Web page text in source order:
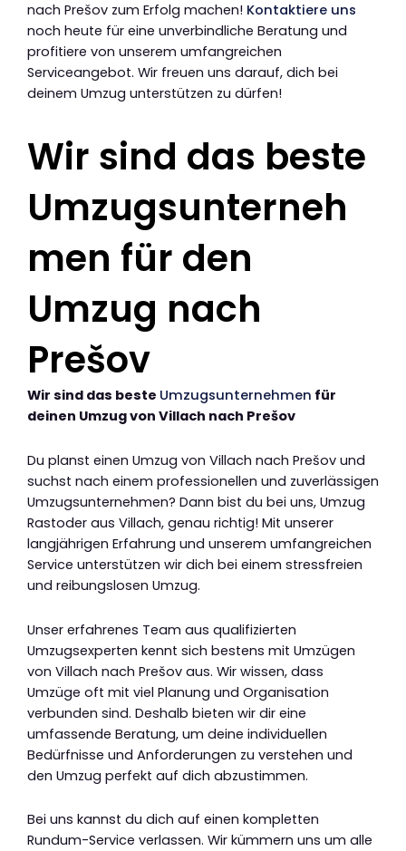
nach Prešov zum Erfolg machen! Kontaktiere uns
noch heute für eine unverbindliche Beratung und
profitiere von unserem umfangreichen
Serviceangebot. Wir freuen uns darauf, dich bei
deinem Umzug unterstützen zu dürfen!
Wir sind das beste
Umzugsunterneh
men für den
Umzug nach
Prešov
Wir sind das beste Umzugsunternehmen für
deinen Umzug von Villach nach Prešov
Du planst einen Umzug von Villach nach Prešov und
suchst nach einem professionellen und zuverlässigen
Umzugsunternehmen? Dann bist du bei uns, Umzug
Rastoder aus Villach, genau richtig! Mit unserer
langjährigen Erfahrung und unserem umfangreichen
Service unterstützen wir dich bei einem stressfreien
und reibungslosen Umzug.
Unser erfahrenes Team aus qualifizierten
Umzugsexperten kennt sich bestens mit Umzügen
von Villach nach Prešov aus. Wir wissen, dass
Umzüge oft mit viel Planung und Organisation
verbunden sind. Deshalb bieten wir dir eine
umfassende Beratung, um deine individuellen
Bedürfnisse und Anforderungen zu verstehen und
den Umzug perfekt auf dich abzustimmen.
Bei uns kannst du dich auf einen kompletten
Rundum-Service verlassen. Wir kümmern uns um alle